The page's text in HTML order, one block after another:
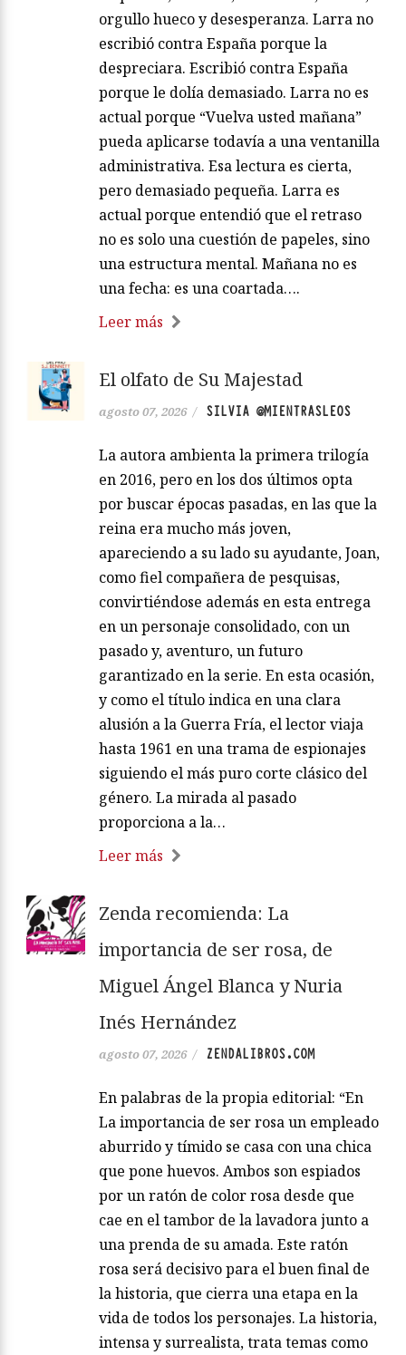
orgullo hueco y desesperanza. Larra no
escribió contra España porque la
despreciara. Escribió contra España
porque le dolía demasiado. Larra no es
actual porque “Vuelva usted mañana”
pueda aplicarse todavía a una ventanilla
administrativa. Esa lectura es cierta,
pero demasiado pequeña. Larra es
actual porque entendió que el retraso
no es solo una cuestión de papeles, sino
una estructura mental. Mañana no es
una fecha: es una coartada….
Leer más
El olfato de Su Majestad
agosto 07, 2026 / SILVIA @MIENTRASLEOS
La autora ambienta la primera trilogía
en 2016, pero en los dos últimos opta
por buscar épocas pasadas, en las que la
reina era mucho más joven,
apareciendo a su lado su ayudante, Joan,
como fiel compañera de pesquisas,
convirtiéndose además en esta entrega
en un personaje consolidado, con un
pasado y, aventuro, un futuro
garantizado en la serie. En esta ocasión,
y como el título indica en una clara
alusión a la Guerra Fría, el lector viaja
hasta 1961 en una trama de espionajes
siguiendo el más puro corte clásico del
género. La mirada al pasado
proporciona a la…
Leer más
Zenda recomienda: La
importancia de ser rosa, de
Miguel Ángel Blanca y Nuria
Inés Hernández
agosto 07, 2026 / ZENDALIBROS.COM
En palabras de la propia editorial: “En
La importancia de ser rosa un empleado
aburrido y tímido se casa con una chica
que pone huevos. Ambos son espiados
por un ratón de color rosa desde que
cae en el tambor de la lavadora junto a
una prenda de su amada. Este ratón
rosa será decisivo para el buen final de
la historia, que cierra una etapa en la
vida de todos los personajes. La historia,
intensa y surrealista, trata temas como